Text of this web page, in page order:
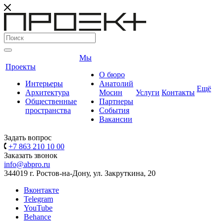
Проекты
Интерьеры
Архитектура
Общественные
пространства
Мы
О бюро
Анатолий
Мосин
Партнеры
События
Вакансии
Услуги Контакты Ещё
Задать вопрос
+7 863 210 10 00
Заказать звонок
info@abpro.ru
344019 г. Ростов-на-Дону, ул. Закруткина, 20
Вконтакте
Telegram
YouTube
Behance